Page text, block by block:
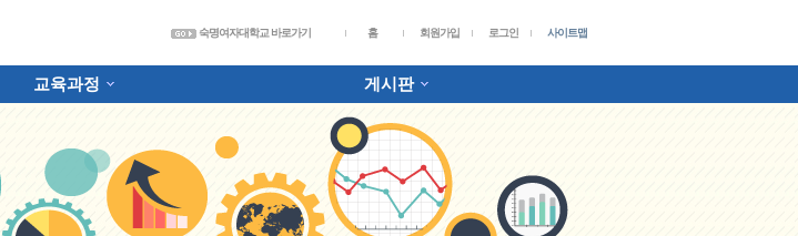
숙명여자대학교 바로가기 홈 회원가입 로그인 사이트맵
교육과정 게시판